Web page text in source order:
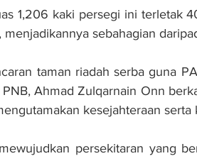
1,206 kaki persegi ini terletak
menjadikannya sebahagian
taman riadah serba guna
Ahmad Zulqarnain Onn
kesejahteraan
persekitaran yang